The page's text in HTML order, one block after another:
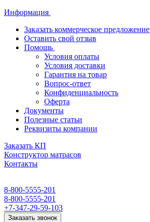
Информация
Заказать коммерческое предложение
Оставить свой отзыв
Помощь
Условия оплаты
Условия доставки
Гарантия на товар
Вопрос-ответ
Конфиденциальность
Оферта
Документы
Полезные статьи
Реквизиты компании
Заказать КП
Конструктор матрасов
Контакты
8-800-5555-201
8-800-5555-201
+7-347-29-59-103
Заказать звонок